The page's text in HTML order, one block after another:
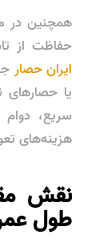
همچنین در
حفاظت از
ایران حصار
یا حصارهای
سریع، دوام
هزینه‌های
نقش
طول